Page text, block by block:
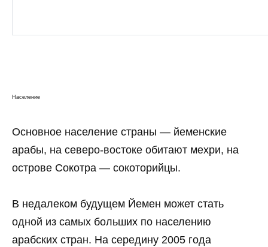
Население
Основное население страны — йеменские
арабы, на северо-востоке обитают мехри, на
острове Сокотра — сокоторийцы.
В недалеком будущем Йемен может стать
одной из самых больших по населению
арабских стран. На середину 2005 года